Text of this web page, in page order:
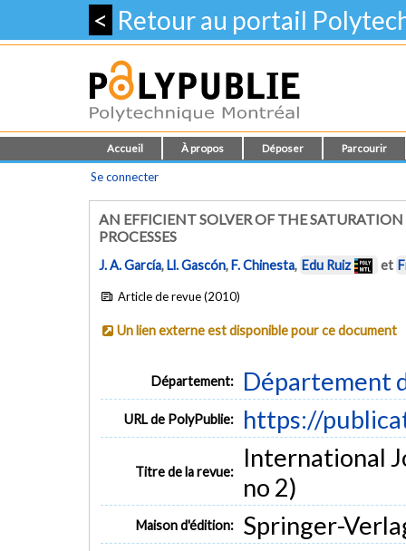
< Retour au portail
Accueil À propos Déposer Parcourir
Se connecter
AN EFFICIENT SOLVER OF THE
PROCESSES
J. A. García,Ll. Gascón,F. Chinesta, Edu Ruiz et
Article de revue (2010)
Un lien externe est disponible pour ce document
Département: Département
URL de PolyPublie: https://
Titre de la revue:
International
no 2)
Maison d'édition: Springer-